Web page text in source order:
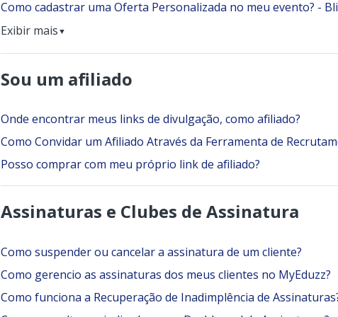
Como cadastrar uma Oferta Personalizada no meu evento? -
Exibir mais ▼
Sou um afiliado
Onde encontrar meus links de divulgação, como afiliado?
Como Convidar um Afiliado Através da Ferramenta de
Posso comprar com meu próprio link de afiliado?
Assinaturas e Clubes de Assinatura
Como suspender ou cancelar a assinatura de um cliente?
Como gerencio as assinaturas dos meus clientes no MyEduzz?
Como funciona a Recuperação de Inadimplência de